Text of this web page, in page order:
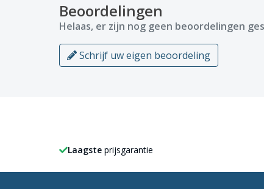
Beoordelingen
Helaas, er zijn nog geen beoordelingen
Schrijf uw eigen beoordeling
Laagste prijsgarantie